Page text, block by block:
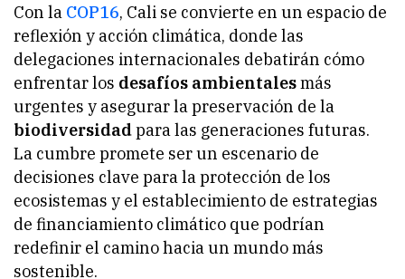
Con la COP16, Cali se convierte en un espacio de
reflexión y acción climática, donde las
delegaciones internacionales debatirán cómo
enfrentar los desafíos ambientalesmás
urgentes y asegurar la preservación de la
biodiversidadpara las generaciones futuras.
La cumbre promete ser un escenario de
decisiones clave para la protección de los
ecosistemas y el establecimiento de estrategias
de financiamiento climático que podrían
redefinir el camino hacia un mundo más
sostenible.